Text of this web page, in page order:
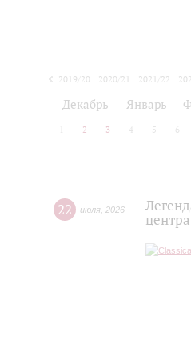
2019/20 2020/21 2021/22
Декабрь Январь
2 3 4 5 6
22 июля 2026